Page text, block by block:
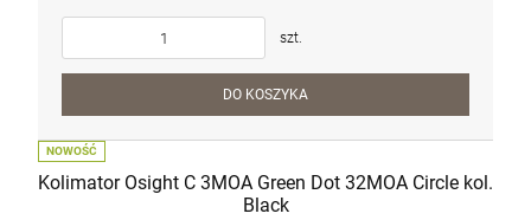
szt.
DO KOSZYKA
Kolimator Osight C 3MOA Green Dot 32MOA Circle kol.
Black
NOWOŚĆ